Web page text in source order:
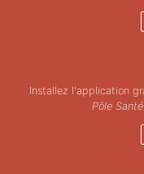
Installez l'application
Pôle